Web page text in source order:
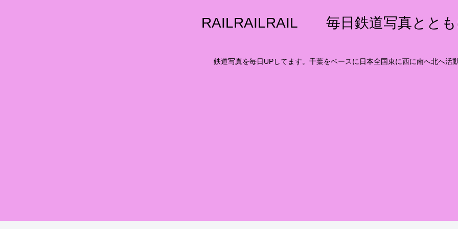
RAILRAILRAIL 毎日鉄道写真ととも
鉄道写真を毎日UPしてます。千葉をベースに日本全国東に西に南へ北へ活